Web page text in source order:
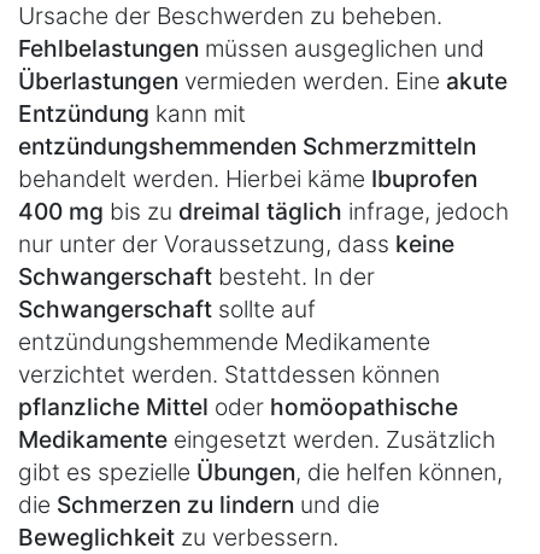
Ursache der Beschwerden zu beheben.
Fehlbelastungen müssen ausgeglichen und
Überlastungen vermieden werden. Eine akute
Entzündung kann mit
entzündungshemmenden Schmerzmitteln
behandelt werden. Hierbei käme Ibuprofen
400 mg bis zu dreimal täglich infrage, jedoch
nur unter der Voraussetzung, dass keine
Schwangerschaft besteht. In der
Schwangerschaft sollte auf
entzündungshemmende Medikamente
verzichtet werden. Stattdessen können
pflanzliche Mittel oder homöopathische
Medikamente eingesetzt werden. Zusätzlich
gibt es spezielle Übungen, die helfen können,
die Schmerzen zu lindern und die
Beweglichkeit zu verbessern.